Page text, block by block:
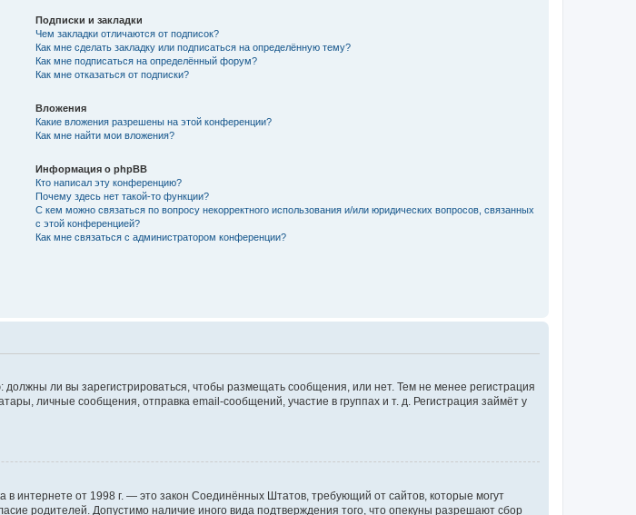
Подписки и закладки
Чем закладки отличаются от подписок?
Как мне сделать закладку или подписаться на определённую тему?
Как мне подписаться на определённый форум?
Как мне отказаться от подписки?
Вложения
Какие вложения разрешены на этой конференции?
Как мне найти мои вложения?
Информация о phpBB
Кто написал эту конференцию?
Почему здесь нет такой-то функции?
С кем можно связаться по вопросу некорректного использования и/или юридических вопросов, связанных
с этой конференцией?
Как мне связаться с администратором конференции?
ли вы зарегистрироваться, чтобы размещать сообщения, или нет. Тем не менее регистрация
личные сообщения, отправка email-сообщений, участие в группах и т. д. Регистрация займёт у
интернете от 1998 г. — это закон Соединённых Штатов, требующий от сайтов, которые могут
родителей. Допустимо наличие иного вида подтверждения того, что опекуны разрешают сбор